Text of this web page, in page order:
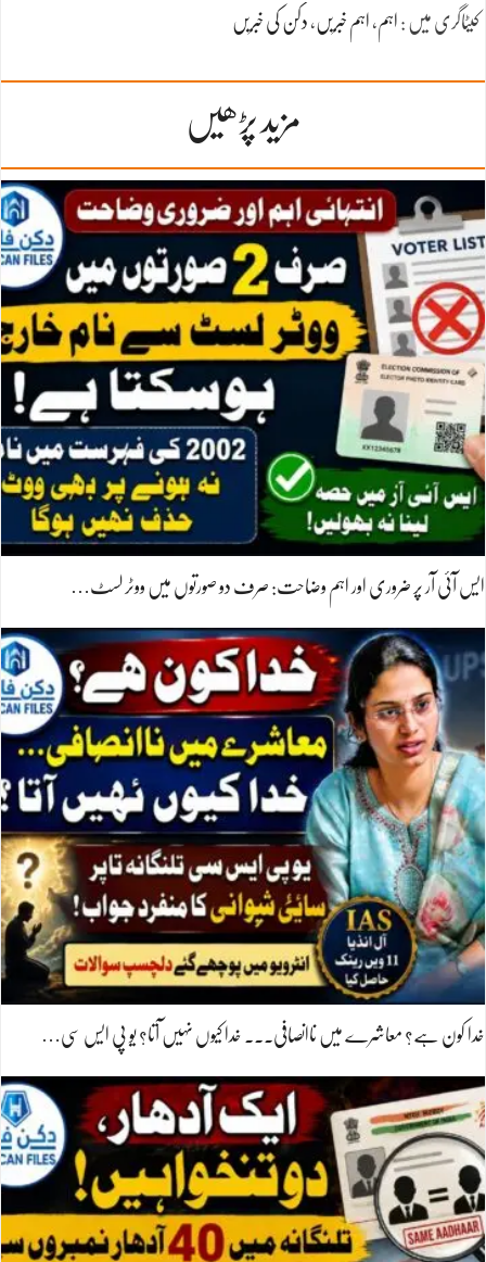
کیٹاگری میں : اہم ، اہم خبریں ، دکن کی خبریں
مزید پڑھیں
ایس آئی آر پر ضروری اور اہم وضاحت: صرف دو صورتوں میں ووٹر لسٹ…
خدا کون ہے؟ معاشرے میں ناانصافی۔۔۔ خدا کیوں نہیں آتا؟ یو پی ایس سی…